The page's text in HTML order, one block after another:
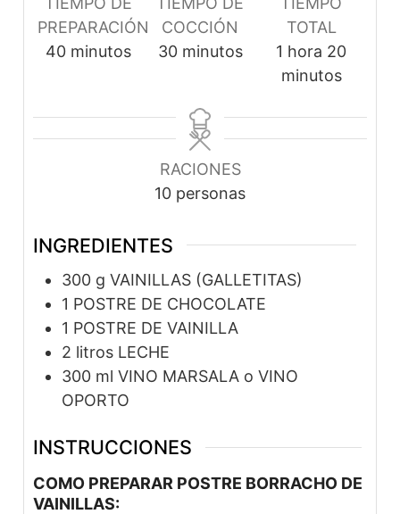
PREPARACIÓN
40minutos
minutos
COCCIÓN
30minutos
minutos
TOTAL
1 hora
hora 20
minutos
RACIONES
10 personas
INGREDIENTES
300 g VAINILLAS (GALLETITAS)
1 POSTRE DE CHOCOLATE
1 POSTRE DE VAINILLA
2 litros LECHE
300 ml VINO MARSALA o VINO
OPORTO
INSTRUCCIONES
COMO PREPARAR POSTRE BORRACHO DE
VAINILLAS: